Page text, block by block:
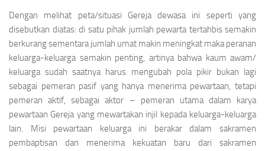
Dengan melihat peta/situasi Gereja dewasa ini seperti yang
disebutkan diatas: di satu pihak jumlah pewarta tertahbis semakin
berkurang sementara jumlah umat makin meningkat maka peranan
keluarga-keluarga semakin penting, artinya bahwa kaum awam/
keluarga sudah saatnya harus mengubah pola pikir bukan lagi
sebagai pemeran pasif yang hanya menerima pewartaan, tetapi
pemeran aktif, sebagai aktor – pemeran utama dalam karya
pewartaan Gereja yang mewartakan injil kepada keluarga-keluarga
lain. Misi pewartaan keluarga ini berakar dalam sakramen
pembaptisan dan menerima kekuatan baru dari sakramen